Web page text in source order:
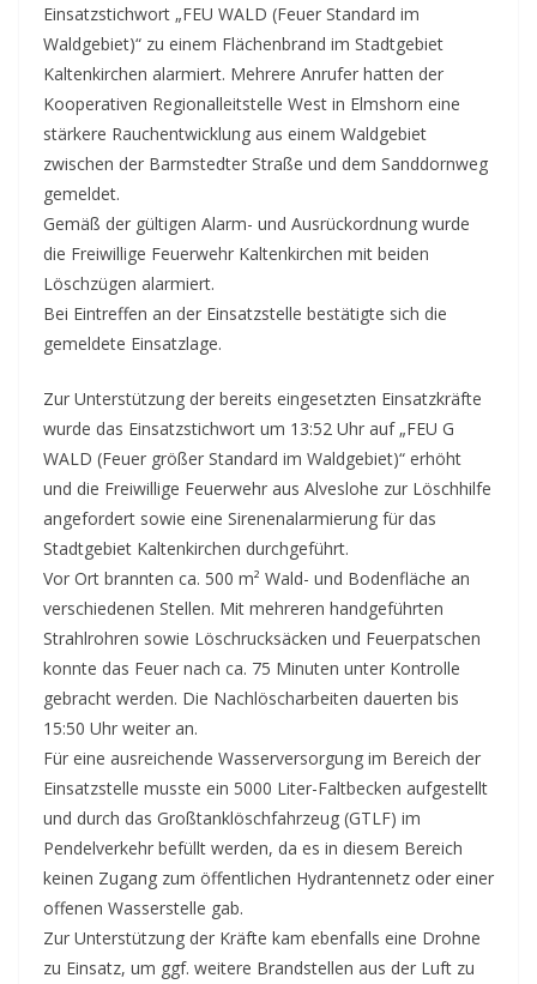
Einsatzstichwort „FEU WALD (Feuer Standard im
Waldgebiet)“ zu einem Flächenbrand im Stadtgebiet
Kaltenkirchen alarmiert. Mehrere Anrufer hatten der
Kooperativen Regionalleitstelle West in Elmshorn eine
stärkere Rauchentwicklung aus einem Waldgebiet
zwischen der Barmstedter Straße und dem Sanddornweg
gemeldet.
Gemäß der gültigen Alarm- und Ausrückordnung wurde
die Freiwillige Feuerwehr Kaltenkirchen mit beiden
Löschzügen alarmiert.
Bei Eintreffen an der Einsatzstelle bestätigte sich die
gemeldete Einsatzlage.
Zur Unterstützung der bereits eingesetzten Einsatzkräfte
wurde das Einsatzstichwort um 13:52 Uhr auf „FEU G
WALD (Feuer größer Standard im Waldgebiet)“ erhöht
und die Freiwillige Feuerwehr aus Alveslohe zur Löschhilfe
angefordert sowie eine Sirenenalarmierung für das
Stadtgebiet Kaltenkirchen durchgeführt.
Vor Ort brannten ca. 500 m² Wald- und Bodenfläche an
verschiedenen Stellen. Mit mehreren handgeführten
Strahlrohren sowie Löschrucksäcken und Feuerpatschen
konnte das Feuer nach ca. 75 Minuten unter Kontrolle
gebracht werden. Die Nachlöscharbeiten dauerten bis
15:50 Uhr weiter an.
Für eine ausreichende Wasserversorgung im Bereich der
Einsatzstelle musste ein 5000 Liter-Faltbecken aufgestellt
und durch das Großtanklöschfahrzeug (GTLF) im
Pendelverkehr befüllt werden, da es in diesem Bereich
keinen Zugang zum öffentlichen Hydrantennetz oder einer
offenen Wasserstelle gab.
Zur Unterstützung der Kräfte kam ebenfalls eine Drohne
zu Einsatz, um ggf. weitere Brandstellen aus der Luft zu